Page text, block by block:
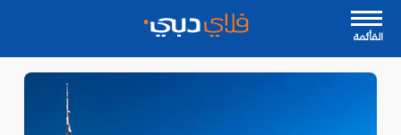
القأئمة